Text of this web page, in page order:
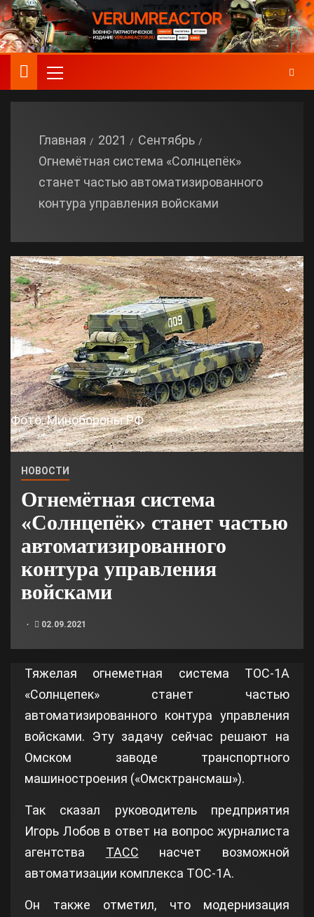
Главная 2021
Сентябрь
Огнемётная система «Солнцепёк»
станет частью автоматизированного
контура управления войсками
Фото: Минобороны РФ
НОВОСТИ
Огнемётная система
«Солнцепёк» станет частью
автоматизированного
контура управления
войсками
02.09.2021
Тяжелая огнеметная система ТОС-1А
«Солнцепек» станет частью
автоматизированного контура управления
войсками. Эту задачу сейчас решают на
Омском заводе транспортного
машиностроения («Омсктрансмаш»).
Так сказал руководитель предприятия
Игорь Лобов в ответ на вопрос журналиста
агентства ТАСС насчет возможной
автоматизации комплекса ТОС-1А.
Он также отметил, что модернизация